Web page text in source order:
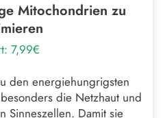
Mitochondrien zu
7,99€
den energiehungrigsten
die Netzhaut und
Sinneszellen. Damit sie